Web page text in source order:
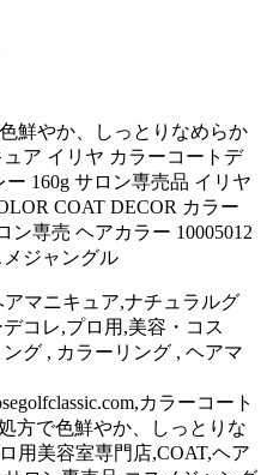
鮮やか、しっとりなめらか
ア イリヤ カラーコートデ
160g サロン専売品 イリヤ
COAT DECOR カラー
ン専売 ヘアカラー 10005012
ジャングル
アマニキュア,ナチュラルグ
コレ,プロ用,美容・コス
グ , カラーリング , ヘアマ
カラーコート
方で色鮮やか、しっとりな
用美容室専門店,COAT,ヘア